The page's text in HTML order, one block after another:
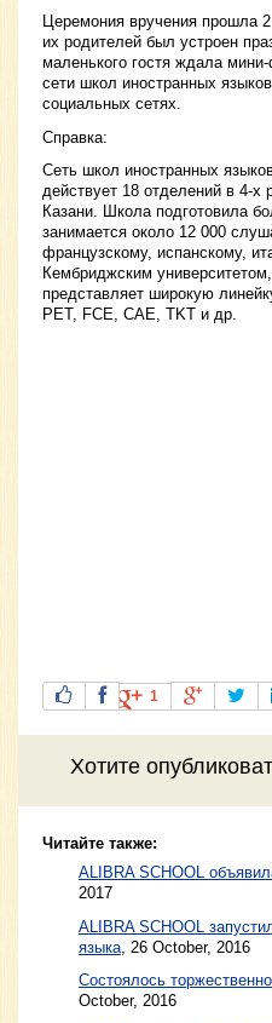
Церемония вручения прошла
их родителей был устроен
маленького гостя ждала
сети школ иностранных
социальных сетях.
Справка:
Сеть школ иностранных
действует 18 отделений в 4-х
Казани. Школа подготовила
занимается около 12 000
французскому, испанскому,
Кембриджским
представляет широкую
PET, FCE, CAE, TKT и др.
1
Хотите
Читайте также:
ALIBRA SCHOOL
2017
ALIBRA SCHOOL
языка 26 October, 2016
Состоялось
October, 2016